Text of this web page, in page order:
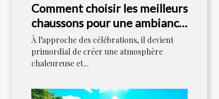
Comment choisir les meilleurs
chaussons pour une ambiance
festive ?
À l’approche des célébrations, il devient
primordial de créer une atmosphère
chaleureuse et...